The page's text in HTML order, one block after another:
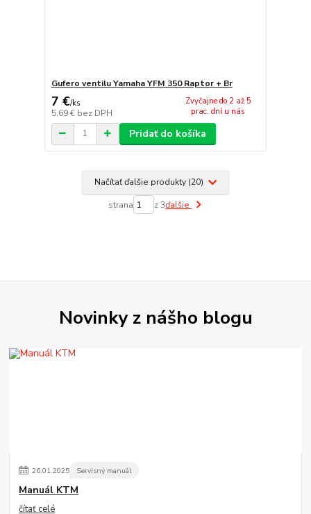
Gufero ventilu Yamaha YFM 350 Raptor + Br
7 €/ks
5,69 € bez DPH
Zvyčajne do 2 až 5
prac. dní u nás
Pridať do košíka
Načítať ďalšie produkty (20)
strana z 3ďalšie
Novinky z nášho blogu
26.01.2025 Servisný manuál
Manuál KTM
čítať celé